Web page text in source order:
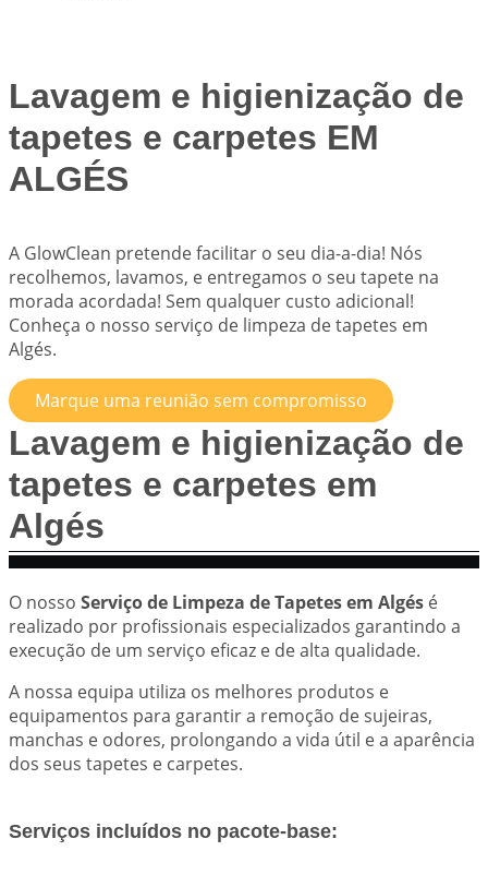
Lavagem e higienização de
tapetes e carpetes EM
ALGÉS
A GlowClean pretende facilitar o seu dia-a-dia! Nós
recolhemos, lavamos, e entregamos o seu tapete na
morada acordada! Sem qualquer custo adicional!
Conheça o nosso serviço de limpeza de tapetes em
Algés.
Marque uma reunião sem compromisso
Lavagem e higienização de
tapetes e carpetes em
Algés
O nosso Serviço de Limpeza de Tapetes em Algés é
realizado por profissionais especializados garantindo a
execução de um serviço eficaz e de alta qualidade.
A nossa equipa utiliza os melhores produtos e
equipamentos para garantir a remoção de sujeiras,
manchas e odores, prolongando a vida útil e a aparência
dos seus tapetes e carpetes.
Serviços incluídos no pacote-base: